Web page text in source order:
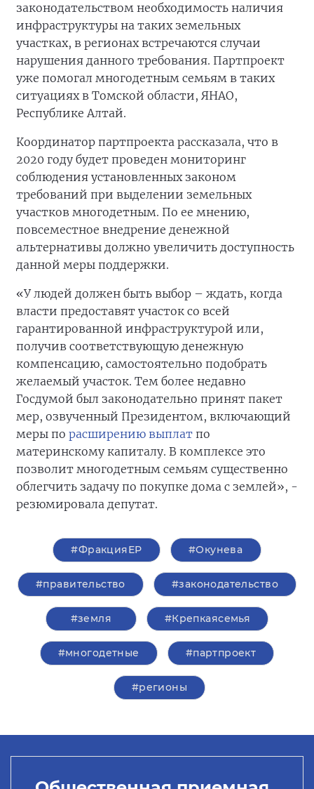
законодательством необходимость наличия
инфраструктуры на таких земельных
участках, в регионах встречаются случаи
нарушения данного требования. Партпроект
уже помогал многодетным семьям в таких
ситуациях в Томской области, ЯНАО,
Республике Алтай.
Координатор партпроекта рассказала, что в
2020 году будет проведен мониторинг
соблюдения установленных законом
требований при выделении земельных
участков многодетным. По ее мнению,
повсеместное внедрение денежной
альтернативы должно увеличить доступность
данной меры поддержки.
«У людей должен быть выбор – ждать, когда
власти предоставят участок со всей
гарантированной инфраструктурой или,
получив соответствующую денежную
компенсацию, самостоятельно подобрать
желаемый участок. Тем более недавно
Госдумой был законодательно принят пакет
мер, озвученный Президентом, включающий
меры по расширению выплат по
материнскому капиталу. В комплексе это
позволит многодетным семьям существенно
облегчить задачу по покупке дома с землей», -
резюмировала депутат.
#ФракцияЕР #Окунева
#правительство #законодательство
#земля #Крепкаясемья
#многодетные #партпроект
#регионы